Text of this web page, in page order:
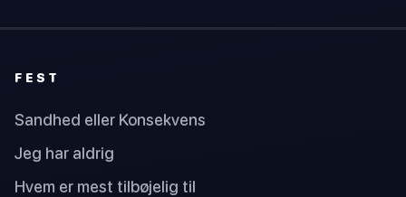
FEST
Sandhed eller Konsekvens
Jeg har aldrig
Hvem er mest tilbøjelig til